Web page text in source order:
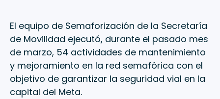
El equipo de Semaforización de la Secretaría
de Movilidad ejecutó, durante el pasado mes
de marzo, 54 actividades de mantenimiento
y mejoramiento en la red semafórica con el
objetivo de garantizar la seguridad vial en la
capital del Meta.